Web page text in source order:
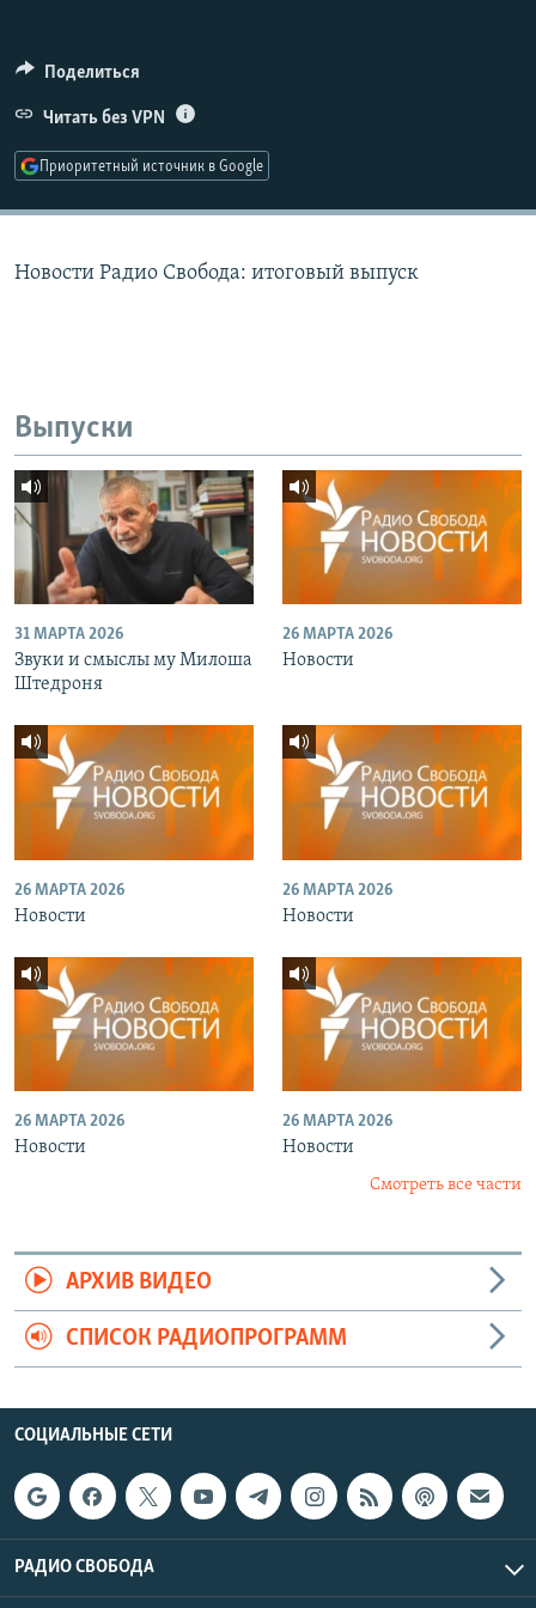
ПОДПИШИТЕСЬ НА РАССЫЛКУ
СОЦИАЛЬНЫЕ СЕТИ
Поделиться
Читать без VPN
Приоритетный источник в Google
Новости Радио Свобода: итоговый выпуск
Выпуски
31 МАРТА 2026
Звуки и смыслы му Милоша
Штедроня
26 МАРТА 2026
Новости
26 МАРТА 2026
Новости
26 МАРТА 2026
Новости
26 МАРТА 2026
Новости
26 МАРТА 2026
Новости
Смотреть все части
АРХИВ ВИДЕО
СПИСОК РАДИОПРОГРАММ
СОЦИАЛЬНЫЕ СЕТИ
РАДИО СВОБОДА